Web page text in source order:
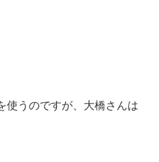
使うのですが、大橋さんは